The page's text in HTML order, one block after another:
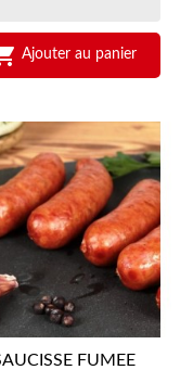
Ajouter au panier
FUMEE